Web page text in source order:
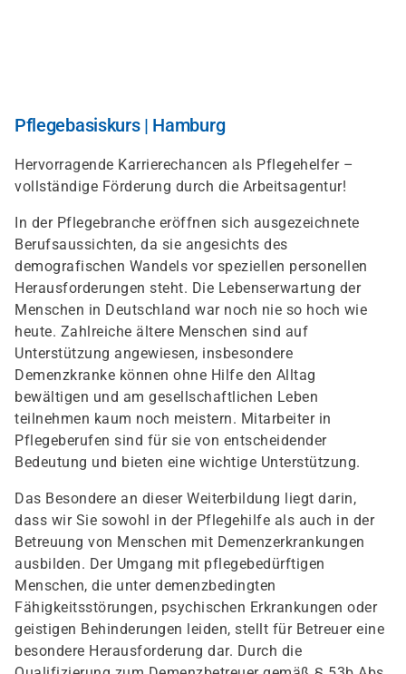
Pflegebasiskurs | Hamburg
Hervorragende Karrierechancen als Pflegehelfer –
vollständige Förderung durch die Arbeitsagentur!
In der Pflegebranche eröffnen sich ausgezeichnete
Berufsaussichten, da sie angesichts des
demografischen Wandels vor speziellen personellen
Herausforderungen steht. Die Lebenserwartung der
Menschen in Deutschland war noch nie so hoch wie
heute. Zahlreiche ältere Menschen sind auf
Unterstützung angewiesen, insbesondere
Demenzkranke können ohne Hilfe den Alltag
bewältigen und am gesellschaftlichen Leben
teilnehmen kaum noch meistern. Mitarbeiter in
Pflegeberufen sind für sie von entscheidender
Bedeutung und bieten eine wichtige Unterstützung.
Das Besondere an dieser Weiterbildung liegt darin,
dass wir Sie sowohl in der Pflegehilfe als auch in der
Betreuung von Menschen mit Demenzerkrankungen
ausbilden. Der Umgang mit pflegebedürftigen
Menschen, die unter demenzbedingten
Fähigkeitsstörungen, psychischen Erkrankungen oder
geistigen Behinderungen leiden, stellt für Betreuer eine
besondere Herausforderung dar. Durch die